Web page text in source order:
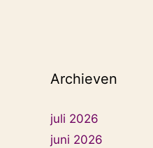
Archieven
juli 2026
juni 2026